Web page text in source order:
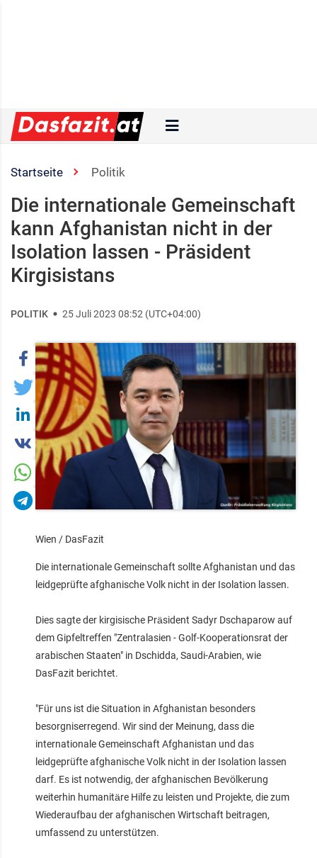
Startseite Politik
Die internationale Gemeinschaft
kann Afghanistan nicht in der
Isolation lassen - Präsident
Kirgisistans
POLITIK 25 Juli 2023 08:52 (UTC+04:00)
Wien / DasFazit
Die internationale Gemeinschaft sollte Afghanistan und das
leidgeprüfte afghanische Volk nicht in der Isolation lassen.
Dies sagte der kirgisische Präsident Sadyr Dschaparow auf
dem Gipfeltreffen "Zentralasien - Golf-Kooperationsrat der
arabischen Staaten" in Dschidda, Saudi-Arabien, wie
DasFazit berichtet.
"Für uns ist die Situation in Afghanistan besonders
besorgniserregend. Wir sind der Meinung, dass die
internationale Gemeinschaft Afghanistan und das
leidgeprüfte afghanische Volk nicht in der Isolation lassen
darf. Es ist notwendig, der afghanischen Bevölkerung
weiterhin humanitäre Hilfe zu leisten und Projekte, die zum
Wiederaufbau der afghanischen Wirtschaft beitragen,
umfassend zu unterstützen.